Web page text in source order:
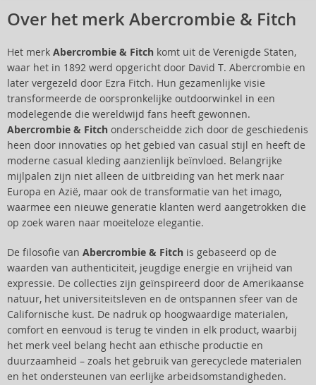
Over het merk Abercrombie & Fitch
Het merk Abercrombie & Fitch komt uit de Verenigde Staten,
waar het in 1892 werd opgericht door David T. Abercrombie en
later vergezeld door Ezra Fitch. Hun gezamenlijke visie
transformeerde de oorspronkelijke outdoorwinkel in een
modelegende die wereldwijd fans heeft gewonnen.
Abercrombie & Fitch onderscheidde zich door de geschiedenis
heen door innovaties op het gebied van casual stijl en heeft de
moderne casual kleding aanzienlijk beïnvloed. Belangrijke
mijlpalen zijn niet alleen de uitbreiding van het merk naar
Europa en Azië, maar ook de transformatie van het imago,
waarmee een nieuwe generatie klanten werd aangetrokken die
op zoek waren naar moeiteloze elegantie.
De filosofie van Abercrombie & Fitch is gebaseerd op de
waarden van authenticiteit, jeugdige energie en vrijheid van
expressie. De collecties zijn geïnspireerd door de Amerikaanse
natuur, het universiteitsleven en de ontspannen sfeer van de
Californische kust. De nadruk op hoogwaardige materialen,
comfort en eenvoud is terug te vinden in elk product, waarbij
het merk veel belang hecht aan ethische productie en
duurzaamheid – zoals het gebruik van gerecyclede materialen
en het ondersteunen van eerlijke arbeidsomstandigheden.